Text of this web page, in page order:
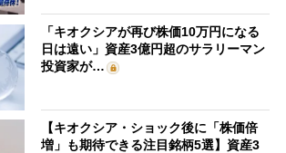
「キオクシアが再び株価10万円になる
日は遠い」資産3億円超のサラリーマン
投資家が…
【キオクシア・ショック後に「株価倍
増」も期待できる注目銘柄5選】資産3